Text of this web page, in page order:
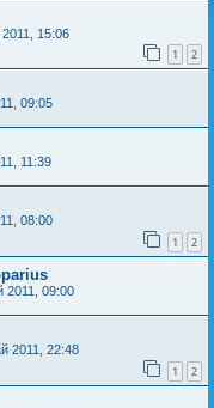
2011, 15:06
1 2
09:05
11:39
08:00
1 2
2011, 09:00
2011, 22:48
1 2